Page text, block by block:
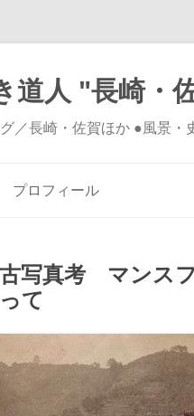
道人 "長崎・
／長崎・佐賀ほか ●風景・
プロフィール
写真考 マンス
て